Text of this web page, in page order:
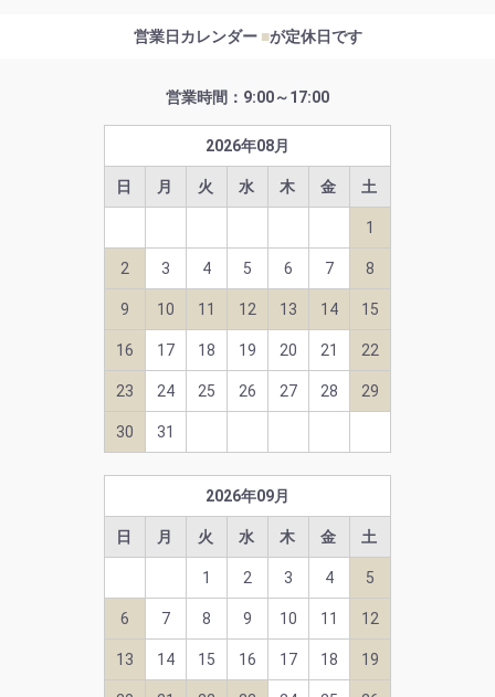
営業日カレンダー ■が定休日です
営業時間：9:00～17:00
2026年08月
日 月 火 水 木 金 土
1
2 3 4 5 6 7 8
9 10 11 12 13 14 15
16 17 18 19 20 21 22
23 24 25 26 27 28 29
30 31
2026年09月
日 月 火 水 木 金 土
1 2 3 4 5
6 7 8 9 10 11 12
13 14 15 16 17 18 19